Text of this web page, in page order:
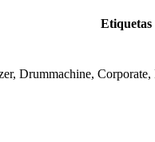
Etiquetas
Drummachine,